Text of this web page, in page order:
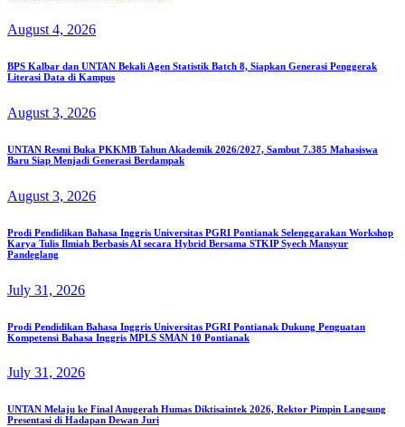
August 4, 2026
BPS Kalbar dan UNTAN Bekali Agen Statistik Batch 8, Siapkan Generasi Penggerak
Literasi Data di Kampus
August 3, 2026
UNTAN Resmi Buka PKKMB Tahun Akademik 2026/2027, Sambut 7.385 Mahasiswa
Baru Siap Menjadi Generasi Berdampak
August 3, 2026
Prodi Pendidikan Bahasa Inggris Universitas PGRI Pontianak Selenggarakan Workshop
Karya Tulis Ilmiah Berbasis AI secara Hybrid Bersama STKIP Syech Mansyur
Pandeglang
July 31, 2026
Prodi Pendidikan Bahasa Inggris Universitas PGRI Pontianak Dukung Penguatan
Kompetensi Bahasa Inggris MPLS SMAN 10 Pontianak
July 31, 2026
UNTAN Melaju ke Final Anugerah Humas Diktisaintek 2026, Rektor Pimpin Langsung
Presentasi di Hadapan Dewan Juri